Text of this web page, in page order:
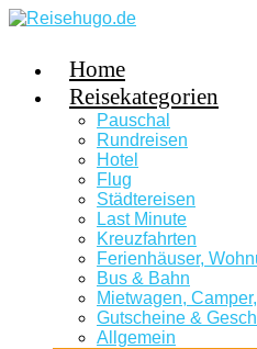
Home
Reisekategorien
Pauschal
Rundreisen
Hotel
Flug
Städtereisen
Last Minute
Kreuzfahrten
Ferienhäuser,
Bus & Bahn
Mietwagen,
Gutscheine &
Allgemein